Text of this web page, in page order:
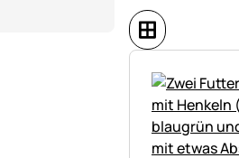
–
von
Zubehör.